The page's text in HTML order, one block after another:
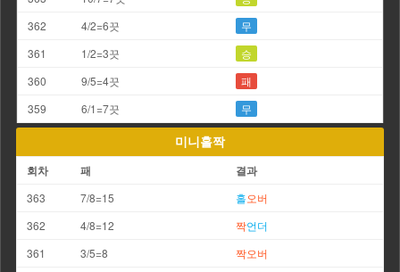
362
4/2=6끗
무
361
1/2=3끗
승
360
9/5=4끗
패
359
6/1=7끗 무
미니홀짝
회차 패 결과
363 7/8=15 홀오버
362
4/8=12 짝언더
361
3/5=8 짝오버